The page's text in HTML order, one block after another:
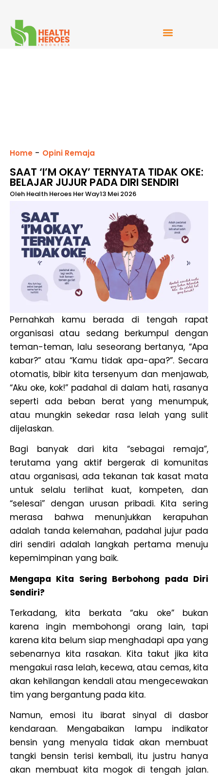
Home - Opini Remaja
SAAT ‘I’M OKAY’ TERNYATA TIDAK OKE:
BELAJAR JUJUR PADA DIRI SENDIRI
Oleh Health Heroes Her Way13 Mei 2026
Pernahkah kamu berada di tengah rapat
organisasi atau sedang berkumpul dengan
teman-teman, lalu seseorang bertanya, “Apa
kabar?” atau “Kamu tidak apa-apa?”. Secara
otomatis, bibir kita tersenyum dan menjawab,
“Aku oke, kok!” padahal di dalam hati, rasanya
seperti ada beban berat yang menumpuk,
atau mungkin sekedar rasa lelah yang sulit
dijelaskan.
Bagi banyak dari kita “sebagai remaja”,
terutama yang aktif bergerak di komunitas
atau organisasi, ada tekanan tak kasat mata
untuk selalu terlihat kuat, kompeten, dan
“selesai” dengan urusan pribadi. Kita sering
merasa bahwa menunjukkan kerapuhan
adalah tanda kelemahan, padahal jujur pada
diri sendiri adalah langkah pertama menuju
kepemimpinan yang baik.
Mengapa Kita Sering Berbohong pada Diri
Sendiri?
Terkadang, kita berkata “aku oke” bukan
karena ingin membohongi orang lain, tapi
karena kita belum siap menghadapi apa yang
sebenarnya kita rasakan. Kita takut jika kita
mengakui rasa lelah, kecewa, atau cemas, kita
akan kehilangan kendali atau mengecewakan
tim yang bergantung pada kita.
Namun, emosi itu ibarat sinyal di dasbor
kendaraan. Mengabaikan lampu indikator
bensin yang menyala tidak akan membuat
tangki bensin terisi kembali, itu justru hanya
akan membuat kita mogok di tengah jalan.